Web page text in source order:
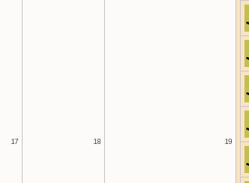
17 18 19